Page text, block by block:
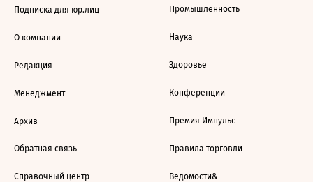
Подписка для юр.лиц
О компании
Редакция
Менеджмент
Архив
Обратная связь
Справочный центр
Промышленность
Наука
Здоровье
Конференции
Премия Импульс
Правила торговли
Ведомости&